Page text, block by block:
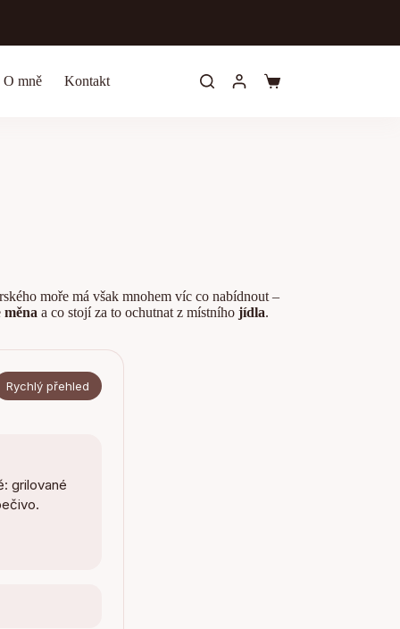
O mně Kontakt
Shopping
moře má však mnohem víc co nabídnout –
měna a co stojí za to ochutnat z místního jídla.
Rychlý přehled
grilované